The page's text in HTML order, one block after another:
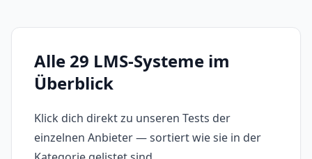
Alle 29 LMS-Systeme im
Überblick
Klick dich direkt zu unseren Tests der
einzelnen Anbieter — sortiert wie sie in der